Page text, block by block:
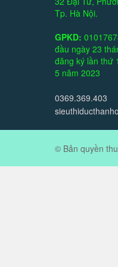
Tp. Hà Nội.
GPKD:
đầu ngày 23
đăng ký lần thứ
5 năm 2023
0369.369.403
© Bản quyền